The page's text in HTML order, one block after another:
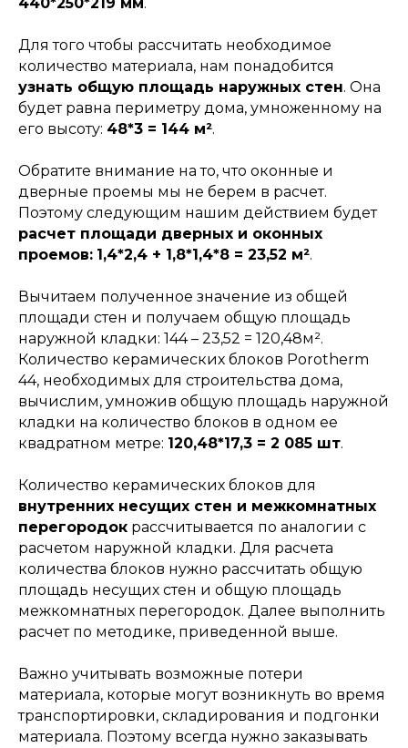
Для того чтобы рассчитать необходимое
количество материала, нам понадобится
узнать общую площадь наружных стен. Она
будет равна периметру дома, умноженному на
его высоту: 48*3 = 144 м².
Обратите внимание на то, что оконные и
дверные проемы мы не берем в расчет.
Поэтому следующим нашим действием будет
расчет площади дверных и оконных
проемов: 1,4*2,4 + 1,8*1,4*8 = 23,52 м².
Вычитаем полученное значение из общей
площади стен и получаем общую площадь
наружной кладки: 144 – 23,52 = 120,48м².
Количество керамических блоков Porotherm
44, необходимых для строительства дома,
вычислим, умножив общую площадь наружной
кладки на количество блоков в одном ее
квадратном метре: 120,48*17,3 = 2 085 шт.
Количество керамических блоков для
внутренних несущих стен и межкомнатных
перегородок рассчитывается по аналогии с
расчетом наружной кладки. Для расчета
количества блоков нужно рассчитать общую
площадь несущих стен и общую площадь
межкомнатных перегородок. Далее выполнить
расчет по методике, приведенной выше.
Важно учитывать возможные потери
материала, которые могут возникнуть во время
транспортировки, складирования и подгонки
материала. Поэтому всегда нужно заказывать